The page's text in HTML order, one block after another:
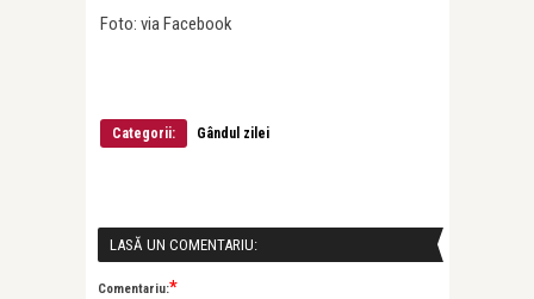
Foto: via Facebook
Categorii: Gândul zilei
LASĂ UN COMENTARIU:
Comentariu:*